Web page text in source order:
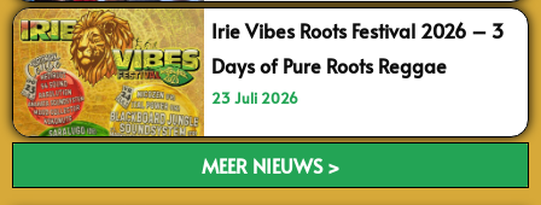
Irie Vibes Roots Festival 2026 – 3
Days of Pure Roots Reggae
23 Juli 2026
MEER NIEUWS >